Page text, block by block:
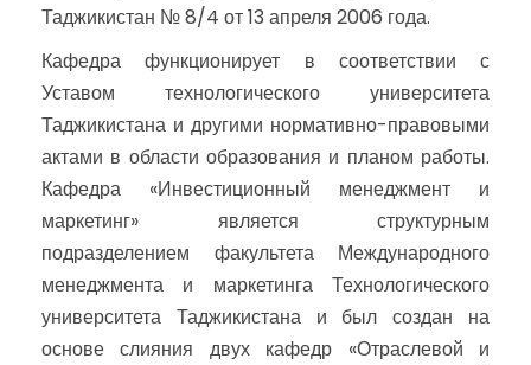
Таджикистан № 8/4 от 13 апреля 2006 года.
Кафедра функционирует в соответствии с
Уставом технологического университета
Таджикистана и другими нормативно-правовыми
актами в области образования и планом работы.
Кафедра «Инвестиционный менеджмент и
маркетинг» является структурным
подразделением факультета Международного
менеджмента и маркетинга Технологического
университета Таджикистана и был создан на
основе слияния двух кафедр «Отраслевой и